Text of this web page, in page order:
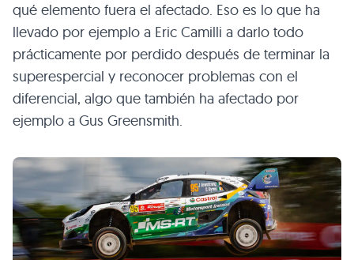
qué elemento fuera el afectado. Eso es lo que ha
llevado por ejemplo a Eric Camilli a darlo todo
prácticamente por perdido después de terminar la
superespercial y reconocer problemas con el
diferencial, algo que también ha afectado por
ejemplo a Gus Greensmith.